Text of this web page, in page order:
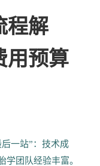
程解
用预算
一站”：技术成
学团队经验丰富。